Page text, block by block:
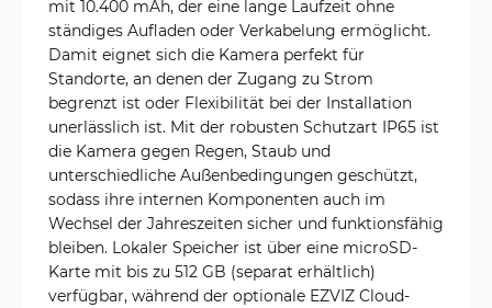
mit 10.400 mAh, der eine lange Laufzeit ohne
ständiges Aufladen oder Verkabelung ermöglicht.
Damit eignet sich die Kamera perfekt für
Standorte, an denen der Zugang zu Strom
begrenzt ist oder Flexibilität bei der Installation
unerlässlich ist. Mit der robusten Schutzart IP65 ist
die Kamera gegen Regen, Staub und
unterschiedliche Außenbedingungen geschützt,
sodass ihre internen Komponenten auch im
Wechsel der Jahreszeiten sicher und funktionsfähig
bleiben. Lokaler Speicher ist über eine microSD-
Karte mit bis zu 512 GB (separat erhältlich)
verfügbar, während der optionale EZVIZ Cloud-